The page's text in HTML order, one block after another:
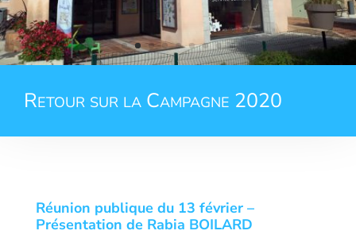
Retour sur la Campagne 2020
Réunion publique du 13 février –
Présentation de Rabia BOILARD